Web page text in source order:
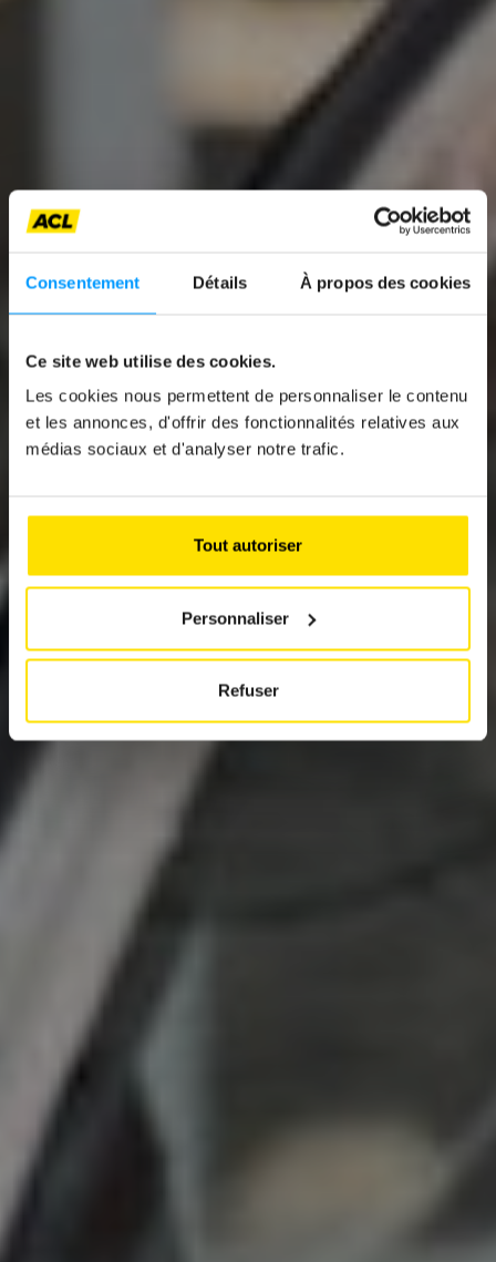
Consentement Détails À propos des cookies
Ce site web utilise des cookies.
Les cookies nous permettent de personnaliser le contenu
et les annonces, d'offrir des fonctionnalités relatives aux
médias sociaux et d'analyser notre trafic.
Tout autoriser
Personnaliser
Refuser
61ᵉ EDITION OF
AUTOFESTIVAL
to mark the 61ᵉ edition of Autofestival. An
opportunity to take stock of the past year’s